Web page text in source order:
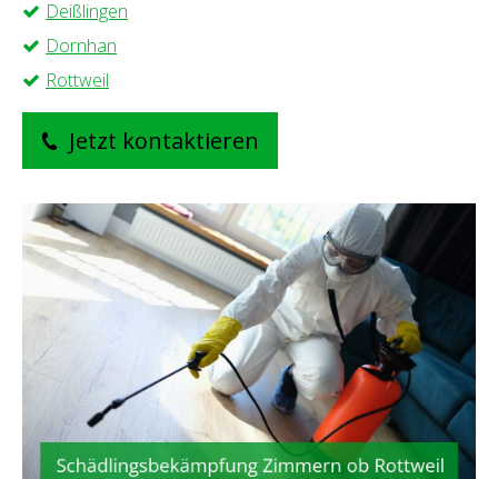
Deißlingen
Dornhan
Rottweil
Jetzt kontaktieren